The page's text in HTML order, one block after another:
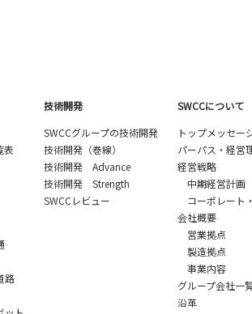
表
路
技術開発
SWCCグループの技術開発
技術開発（巻線）
技術開発 Advance
技術開発 Strength
SWCCレビュー
SWCCについて
トップメッセー
パーパス・経営
経営戦略
中期経営計画
コーポレート
会社概要
営業拠点
製造拠点
事業内容
グループ会社一
沿革